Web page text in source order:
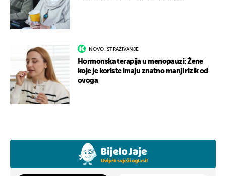
NOVO ISTRAŽIVANJE
Hormonska terapija u menopauzi: Žene
koje je koriste imaju znatno manji rizik od
ovoga